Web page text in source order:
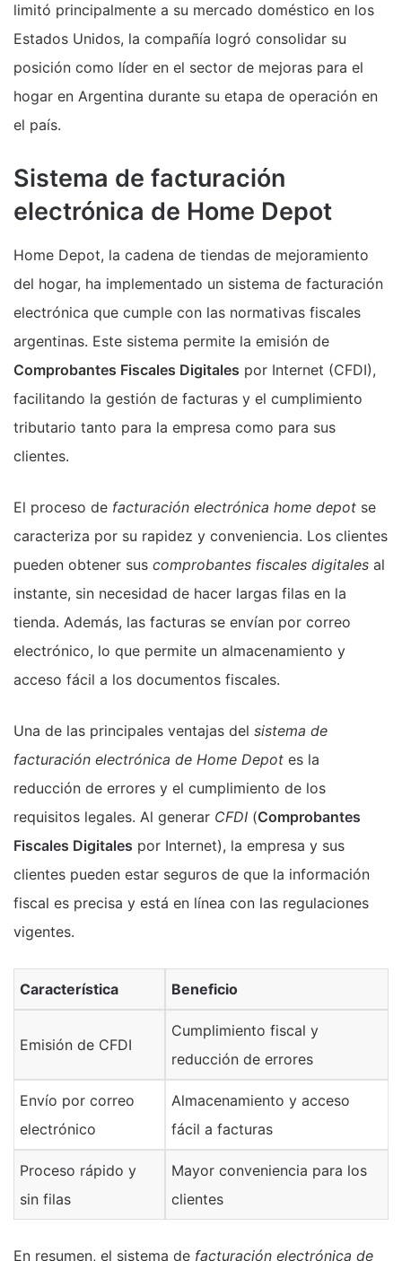
limitó principalmente a su mercado doméstico en los
Estados Unidos, la compañía logró consolidar su
posición como líder en el sector de mejoras para el
hogar en Argentina durante su etapa de operación en
el país.
Sistema de facturación
electrónica de Home Depot
Home Depot, la cadena de tiendas de mejoramiento
del hogar, ha implementado un sistema de facturación
electrónica que cumple con las normativas fiscales
argentinas. Este sistema permite la emisión de
Comprobantes Fiscales Digitales por Internet (CFDI),
facilitando la gestión de facturas y el cumplimiento
tributario tanto para la empresa como para sus
clientes.
El proceso de facturación electrónica home depot se
caracteriza por su rapidez y conveniencia. Los clientes
pueden obtener sus comprobantes fiscales digitales al
instante, sin necesidad de hacer largas filas en la
tienda. Además, las facturas se envían por correo
electrónico, lo que permite un almacenamiento y
acceso fácil a los documentos fiscales.
Una de las principales ventajas del sistema de
facturación electrónica de Home Depot es la
reducción de errores y el cumplimiento de los
requisitos legales. Al generar CFDI (Comprobantes
Fiscales Digitales por Internet), la empresa y sus
clientes pueden estar seguros de que la información
fiscal es precisa y está en línea con las regulaciones
vigentes.
Característica Beneficio
Emisión de CFDI
Cumplimiento fiscal y
reducción de errores
Envío por correo
electrónico
Almacenamiento y acceso
fácil a facturas
Proceso rápido y
sin filas
Mayor conveniencia para los
clientes
En resumen, el sistema de facturación electrónica de